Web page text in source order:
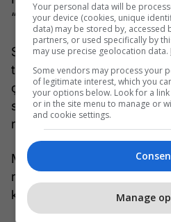
“i papërcaktuar”.
Sipas tij, nuk dihet qartë se
trupat dhe nëse ato do të
çarmatosjen me forcë të
siç thotë ai, mund t’i
rrezikut në terren.
Megjithatë, për Kosovën,
rrezikun, duke e përshkruar
kufizuar në përmasa dhe
Your personal data will be
your device (cookies, unique
data) may be stored by, accessed
partners, or used specifically by
may use precise geolocation data.
Some vendors may process your
of legitimate interest, which you
your options below. Look for a
or in the site menu to manage or
and cookie settings.
Manage